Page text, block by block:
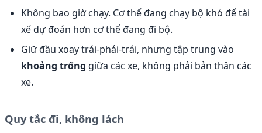
Không bao giờ chạy. Cơ thể đang chạy bộ khó để tài
xế dự đoán hơn cơ thể đang đi bộ.
Giữ đầu xoay trái-phải-trái, nhưng tập trung vào
khoảng trống giữa các xe, không phải bản thân các
xe.
Quy tắc đi, không lách